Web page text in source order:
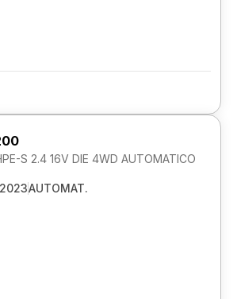
S 2.4 16V DIE 4WD AUTOMATICO
AUTOMAT.